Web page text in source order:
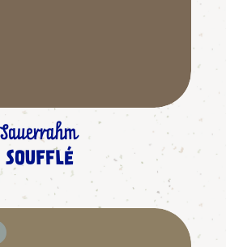
Sauerrahm
SOUFFLÉ